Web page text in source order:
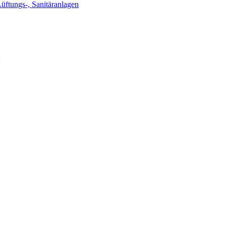
, Sanitäranlagen